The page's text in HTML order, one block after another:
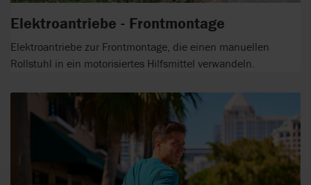
Elektroantriebe - Frontmontage
Elektroantriebe zur Frontmontage, die einen manuellen
Rollstuhl in ein motorisiertes Hilfsmittel verwandeln.